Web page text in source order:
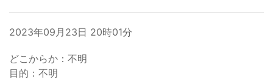
2023年09月23日 20時01分
どこからか：不明
目的：不明